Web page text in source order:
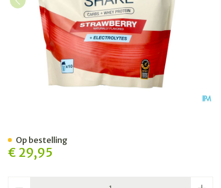
€ 29,95
Op bestelling